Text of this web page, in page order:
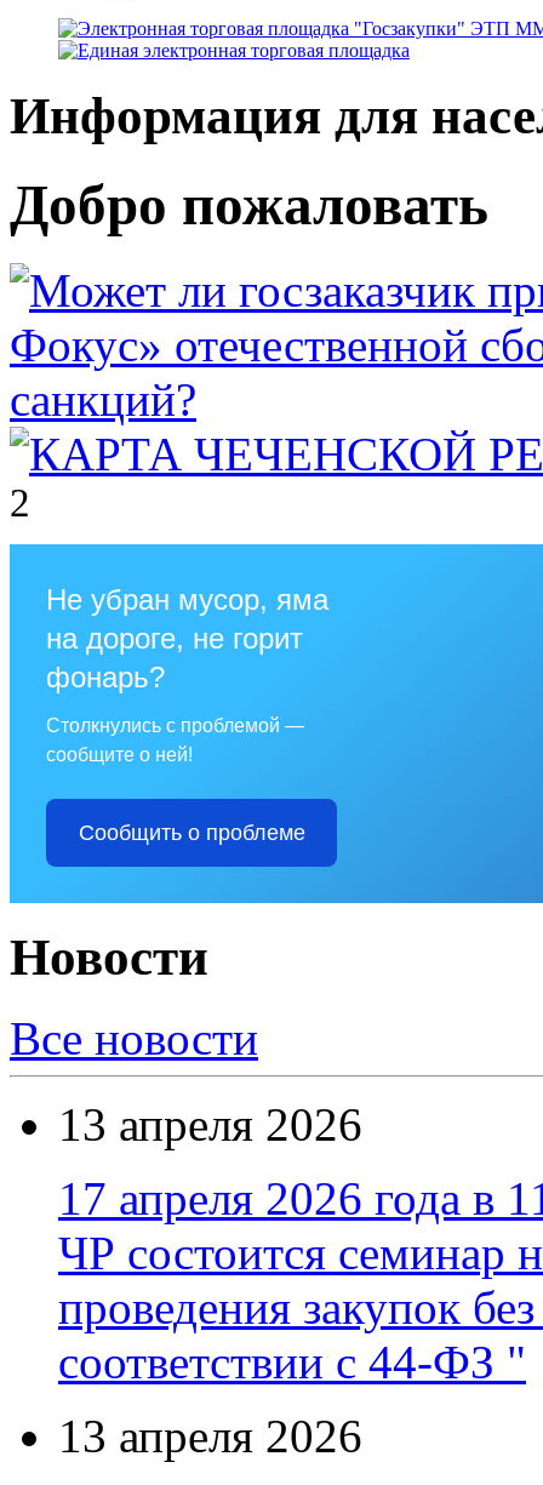
Информация для
Добро пожаловать
2
Не убран мусор, яма
на дороге, не горит
фонарь?
Столкнулись с проблемой —
сообщите о ней!
Сообщить о проблеме
Новости
Все новости
13 апреля 2026
17 апреля 2026 года в
ЧР состоится семинар
проведения закупок
соответствии с 44-ФЗ "
13 апреля 2026